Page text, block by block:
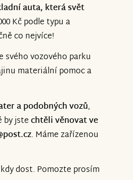
auta, která svět
Kč podle typu a
co nejvíce!
svého vozového parku
materiální pomoc a
a podobných vozů,
by jstechtěli věnovat ve
. Máme zařízenou
dost. Pomozte prosím